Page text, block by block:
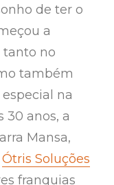
de ter o
a
no
também
na
30 anos, a
Mansa,
Ótris Soluções
franquias